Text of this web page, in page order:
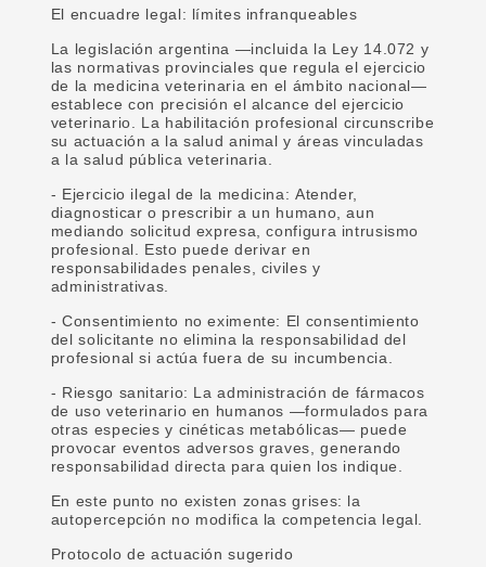
El encuadre legal: límites infranqueables
La legislación argentina —incluida la Ley 14.072 y
las normativas provinciales que regula el ejercicio
de la medicina veterinaria en el ámbito nacional—
establece con precisión el alcance del ejercicio
veterinario. La habilitación profesional circunscribe
su actuación a la salud animal y áreas vinculadas
a la salud pública veterinaria.
- Ejercicio ilegal de la medicina: Atender,
diagnosticar o prescribir a un humano, aun
mediando solicitud expresa, configura intrusismo
profesional. Esto puede derivar en
responsabilidades penales, civiles y
administrativas.
- Consentimiento no eximente: El consentimiento
del solicitante no elimina la responsabilidad del
profesional si actúa fuera de su incumbencia.
- Riesgo sanitario: La administración de fármacos
de uso veterinario en humanos —formulados para
otras especies y cinéticas metabólicas— puede
provocar eventos adversos graves, generando
responsabilidad directa para quien los indique.
En este punto no existen zonas grises: la
autopercepción no modifica la competencia legal.
Protocolo de actuación sugerido